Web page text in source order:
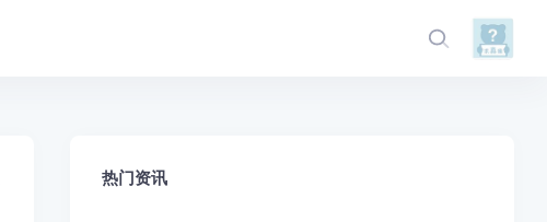
热门资讯